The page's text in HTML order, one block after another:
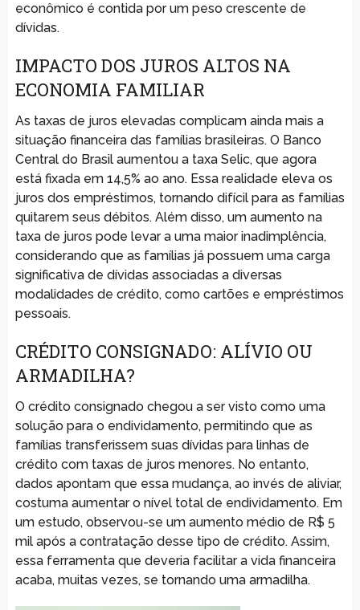
econômico é contida por um peso crescente de
dívidas.
IMPACTO DOS JUROS ALTOS NA
ECONOMIA FAMILIAR
As taxas de juros elevadas complicam ainda mais a
situação financeira das famílias brasileiras. O Banco
Central do Brasil aumentou a taxa Selic, que agora
está fixada em 14,5% ao ano. Essa realidade eleva os
juros dos empréstimos, tornando difícil para as famílias
quitarem seus débitos. Além disso, um aumento na
taxa de juros pode levar a uma maior inadimplência,
considerando que as famílias já possuem uma carga
significativa de dívidas associadas a diversas
modalidades de crédito, como cartões e empréstimos
pessoais.
CRÉDITO CONSIGNADO: ALÍVIO OU
ARMADILHA?
O crédito consignado chegou a ser visto como uma
solução para o endividamento, permitindo que as
famílias transferissem suas dívidas para linhas de
crédito com taxas de juros menores. No entanto,
dados apontam que essa mudança, ao invés de aliviar,
costuma aumentar o nível total de endividamento. Em
um estudo, observou-se um aumento médio de R$ 5
mil após a contratação desse tipo de crédito. Assim,
essa ferramenta que deveria facilitar a vida financeira
acaba, muitas vezes, se tornando uma armadilha.